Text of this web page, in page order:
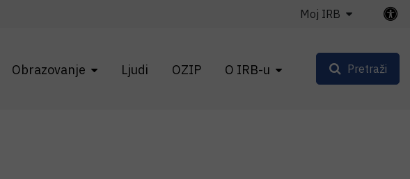
Obrazovanje Ljudi OZIP O IRB-u
Moj IRB
Pretraži